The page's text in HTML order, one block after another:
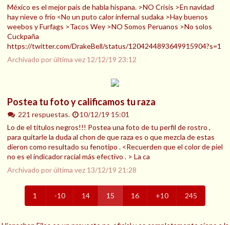
México es el mejor país de habla hispana. >NO Crisis >En navidad
hay nieve o frío <No un puto calor infernal sudaka >Hay buenos
weebos y Furfags >Tacos Wey >NO Somos Peruanos >No solos
Cuckpaña
https://twitter.com/DrakeBell/status/1204244893649915904?s=1
Archivado por última vez 12/12/19 23:12
Postea tu foto y calificamos tu raza
221 respuestas.
10/12/19 15:01
Lo de el títulos negros!!! Postea una foto de tu perfil de rostro ,
para quitarle la duda al chon de que raza es o que mezcla de estas
dieron como resultado su fenotipo . <Recuerden que el color de piel
no es el indicador racial más efectivo . > La ca
Archivado por última vez 13/12/19 21:28
1 -10 14 15 16 +10 245